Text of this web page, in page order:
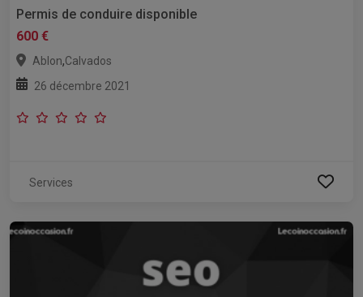
Permis de conduire disponible
600 €
Ablon,Calvados
26 décembre 2021
Services